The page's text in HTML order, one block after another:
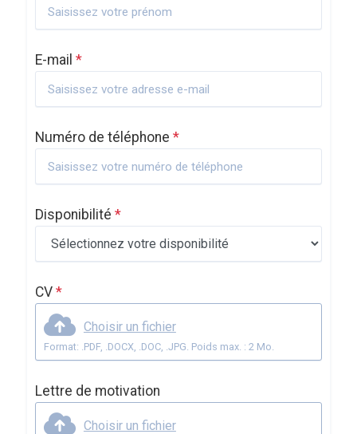
E-mail *
Numéro de téléphone *
Disponibilité *
CV *
Choisir un fichier
Format: .PDF, .DOCX, .DOC, .JPG. Poids max. : 2 Mo.
Lettre de motivation
Choisir un fichier